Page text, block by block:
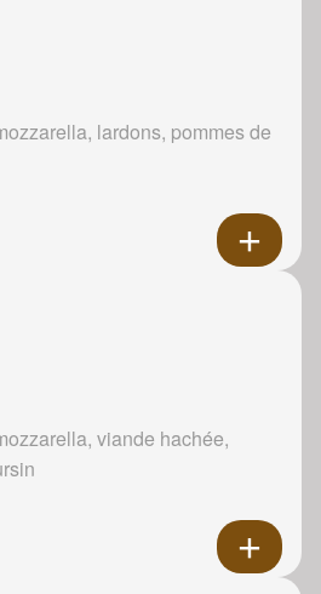
lardons, pommes de
viande hachée,